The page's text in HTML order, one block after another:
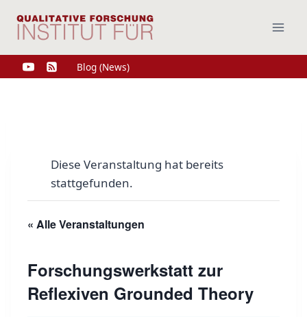
Inhalt
springen
Blog (News)
Diese Veranstaltung hat bereits
stattgefunden.
« Alle Veranstaltungen
Forschungswerkstatt zur
Reflexiven Grounded Theory